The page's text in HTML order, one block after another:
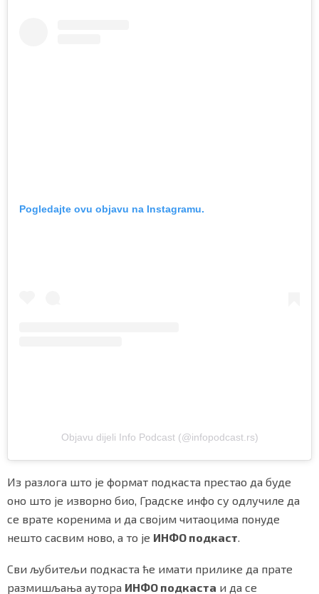
Pogledajte ovu objavu na Instagramu.
Objavu dijeli Info Podcast (@infopodcast.rs)
Из разлога што је формат подкаста престао да буде
оно што је изворно био, Градске инфо су одлучиле да
се врате коренима и да својим читаоцима понуде
нешто сасвим ново, а то је ИНФО подкаст.
Сви љубитељи подкаста ће имати прилике да прате
размишљања аутора ИНФО подкаста и да се